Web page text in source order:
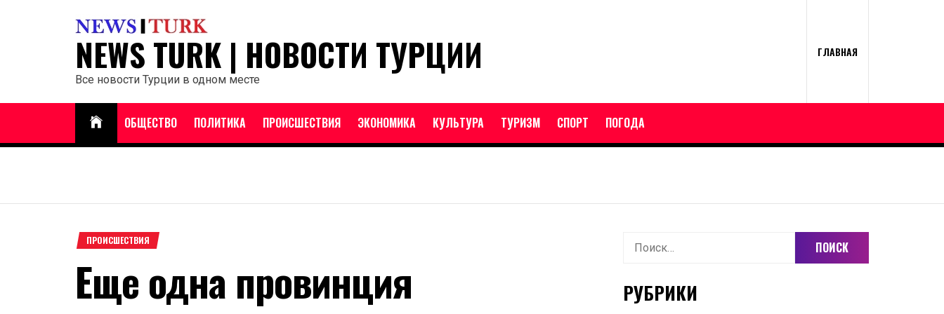
NEWS TURK | НОВОСТИ ТУРЦИИ
Все новости Турции в одном месте
ГЛАВНАЯ
ОБЩЕСТВО ПОЛИТИКА ПРОИСШЕСТВИЯ ЭКОНОМИКА КУЛЬТУРА ТУРИЗМ СПОРТ ПОГОДА
ПРОИСШЕСТВИЯ
Еще одна провинция
Найти:
РУБРИКИ